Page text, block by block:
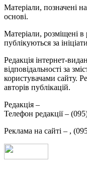
Матеріали, позначені
основі.
Матеріали, розміщені
публікуються за
Редакція інтернет-
відповідальності за
користувачами сайту.
авторів публікацій.
Редакція –
Телефон редакції –
Реклама на сайті – ,